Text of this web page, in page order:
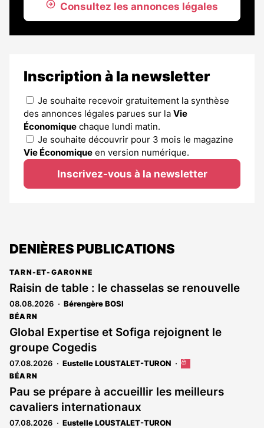
Consultez les annonces légales
Inscription à la newsletter
Je souhaite recevoir gratuitement la synthèse
des annonces légales parues sur la Vie
Économique chaque lundi matin.
Je souhaite découvrir pour 3 mois le magazine
Vie Économique en version numérique.
Inscrivez-vous à la newsletter
DENIÈRES PUBLICATIONS
TARN-ET-GARONNE
Raisin de table : le chasselas se renouvelle
08.08.2026 Bérengère BOSI
BÉARN
Global Expertise et Sofiga rejoignent le
groupe Cogedis
07.08.2026 Eustelle LOUSTALET-TURON
Cet
est
réservé
BÉARN
Pau se prépare à accueillir les meilleurs
cavaliers internationaux
07.08.2026 Eustelle LOUSTALET-TURON